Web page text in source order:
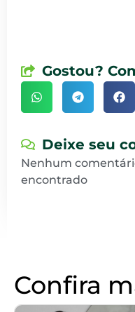
Gostou?
Deixe seu
Nenhum
encontrado
Confira